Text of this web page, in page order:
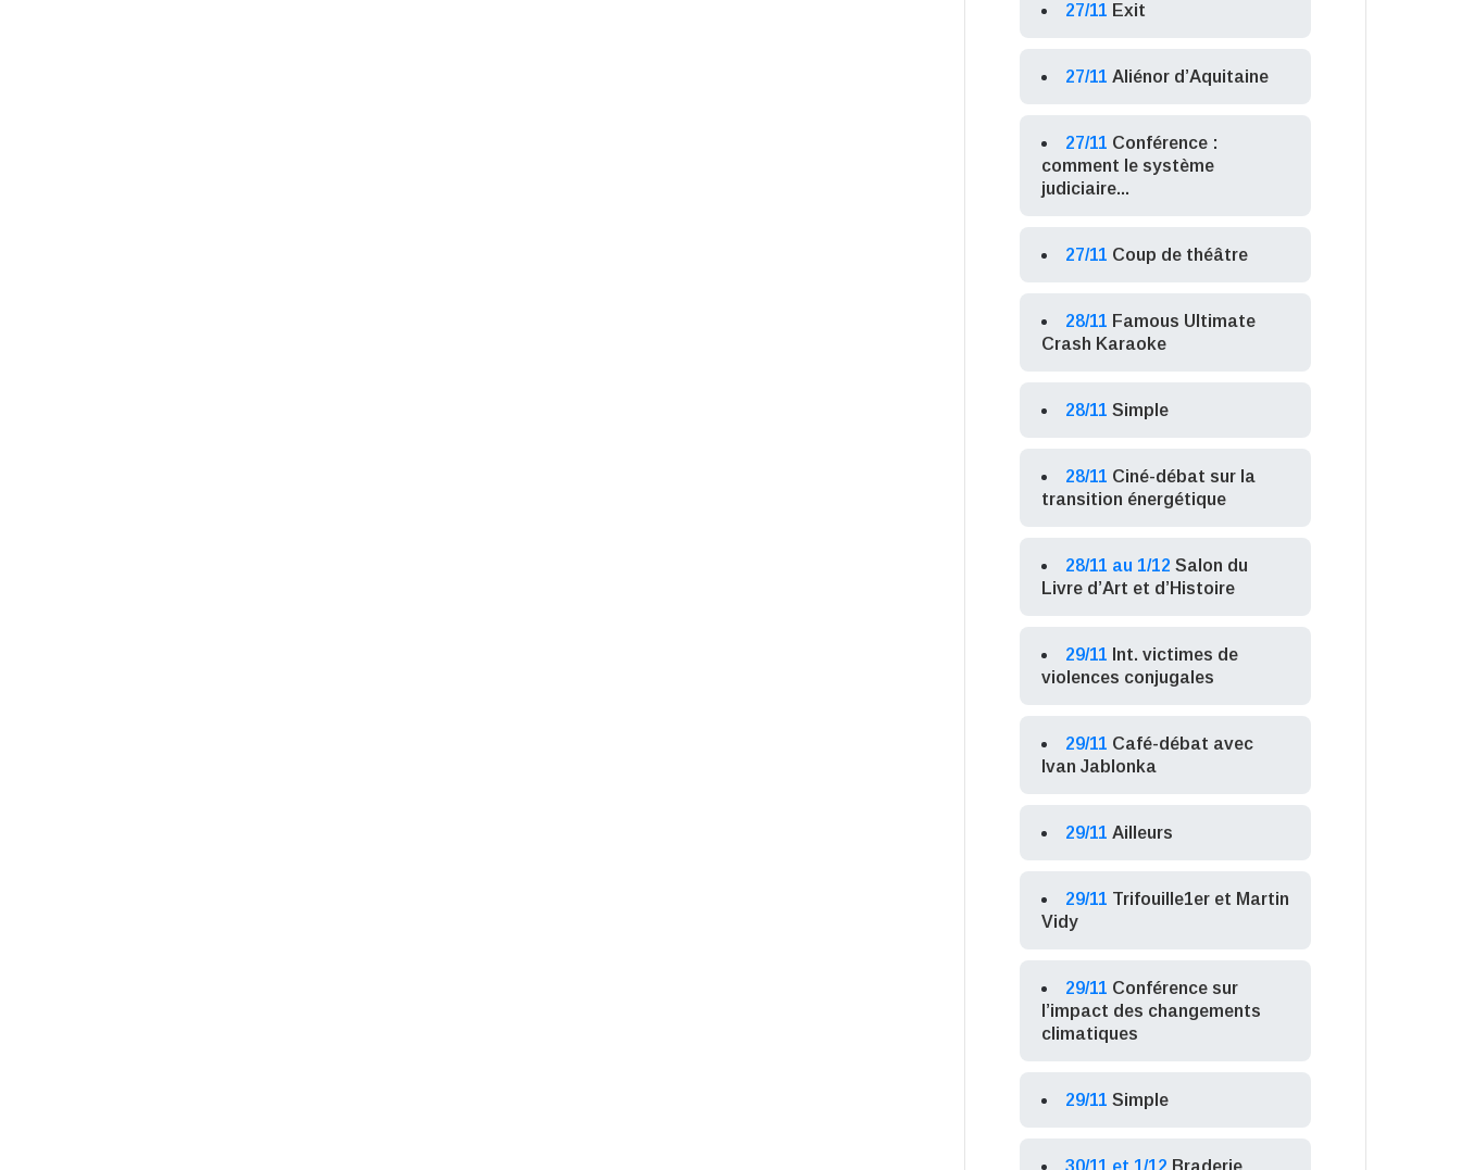
27/11 Exit
27/11 Aliénor d’Aquitaine
27/11 Conférence :
comment le système
judiciaire...
27/11 Coup de théâtre
28/11 Famous Ultimate
Crash Karaoke
28/11 Simple
28/11 Ciné-débat sur la
transition énergétique
28/11 au 1/12 Salon du
Livre d’Art et d’Histoire
29/11 Int. victimes de
violences conjugales
29/11 Café-débat avec
Ivan Jablonka
29/11 Ailleurs
29/11 Trifouille1er et Martin
Vidy
29/11 Conférence sur
l’impact des changements
climatiques
29/11 Simple
30/11 et 1/12 Braderie